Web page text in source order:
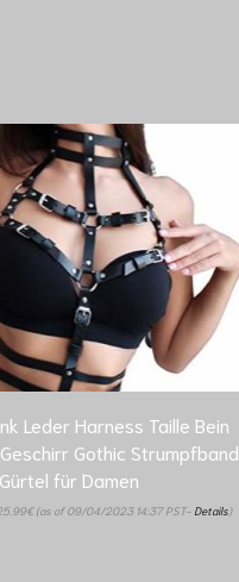
Leder Harness Taille Bein
Gothic Strumpfband
Gürtel für Damen
€(as of 09/04/2023 14:37 PST- Details)